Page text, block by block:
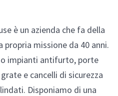
Legno
è un azienda che fa della
propria missione da 40 anni.
impianti antifurto, porte
e cancelli di sicurezza
Disponiamo di una